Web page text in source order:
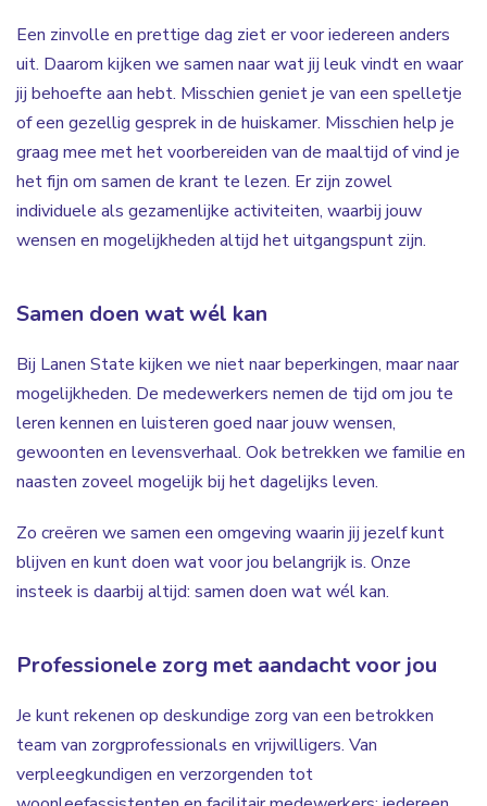
Een zinvolle en prettige dag ziet er voor iedereen anders
uit. Daarom kijken we samen naar wat jij leuk vindt en waar
jij behoefte aan hebt. Misschien geniet je van een spelletje
of een gezellig gesprek in de huiskamer. Misschien help je
graag mee met het voorbereiden van de maaltijd of vind je
het fijn om samen de krant te lezen. Er zijn zowel
individuele als gezamenlijke activiteiten, waarbij jouw
wensen en mogelijkheden altijd het uitgangspunt zijn.
Samen doen wat wél kan
Bij Lanen State kijken we niet naar beperkingen, maar naar
mogelijkheden. De medewerkers nemen de tijd om jou te
leren kennen en luisteren goed naar jouw wensen,
gewoonten en levensverhaal. Ook betrekken we familie en
naasten zoveel mogelijk bij het dagelijks leven.
Zo creëren we samen een omgeving waarin jij jezelf kunt
blijven en kunt doen wat voor jou belangrijk is. Onze
insteek is daarbij altijd: samen doen wat wél kan.
Professionele zorg met aandacht voor jou
Je kunt rekenen op deskundige zorg van een betrokken
team van zorgprofessionals en vrijwilligers. Van
verpleegkundigen en verzorgenden tot